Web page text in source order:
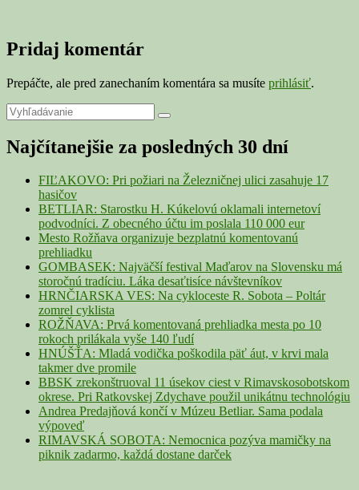
Pridaj komentár
Prepáčte, ale pred zanechaním komentára sa musíte prihlásiť.
Primary
Sidebar
Widget
Area
Search
for:
Search
Najčítanejšie za posledných 30 dní
FIĽAKOVO: Pri požiari na Železničnej ulici zasahuje 17
hasičov
BETLIAR: Starostku H. Kúkelovú oklamali internetoví
podvodníci. Z obecného účtu im poslala 110 000 eur
Mesto Rožňava organizuje bezplatnú komentovanú
prehliadku
GOMBASEK: Najväčší festival Maďarov na Slovensku má
storočnú tradíciu. Láka desaťtisíce návštevníkov
HRNČIARSKA VES: Na cykloceste R. Sobota – Poltár
zomrel cyklista
ROŽŇAVA: Prvá komentovaná prehliadka mesta po 10
rokoch prilákala vyše 140 ľudí
HNÚŠŤA: Mladá vodička poškodila päť áut, v krvi mala
takmer dve promile
BBSK zrekonštruoval 11 úsekov ciest v Rimavskosobotskom
okrese. Pri Ratkovskej Zdychave použil unikátnu technológiu
Andrea Predajňová končí v Múzeu Betliar. Sama podala
výpoveď
RIMAVSKÁ SOBOTA: Nemocnica pozýva mamičky na
piknik zadarmo, každá dostane darček